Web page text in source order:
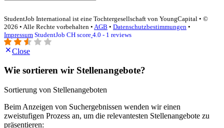
StudentJob International ist eine Tochtergesellschaft von YoungCapital • ©
2026 • Alle Rechte vorbehalten • AGB • Datenschutzbestimmungen •
Impressum StudentJob CH score 4.0 - 1 reviews
Close
Wie sortieren wir Stellenangebote?
Sortierung von Stellenangeboten
Beim Anzeigen von Suchergebnissen wenden wir einen
zweistufigen Prozess an, um die relevantesten Stellenangebote zu
präsentieren: